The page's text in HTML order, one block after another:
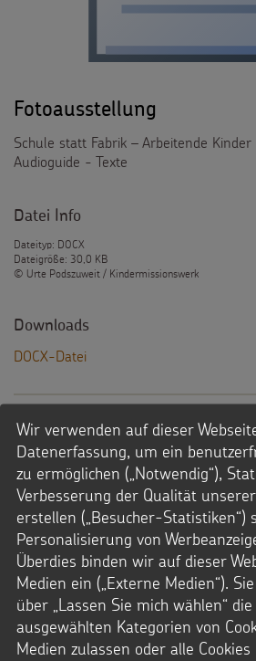
Fotoausstellung
Schule statt Fabrik – Arbeitende
Audioguide - Texte
Datei Info
Dateityp: DOCX
Dateigröße: 30,0 KB
© Urte Podszuweit / Kindermissionswerk
Downloads
DOCX-Datei
1_Tazim, 12 Jahre
"Zum Träumen bin ich zu müde."
Datei Info
Dateityp: MP3
Dateigröße: 1,3 MB
Wir verwenden auf dieser
Datenerfassung, um ein
zu ermöglichen („Notwendig“),
Verbesserung der Qualität
erstellen („Besucher-Statistiken“)
Personalisierung von
Überdies binden wir auf dieser
Medien ein („Externe Medien“).
über „Lassen Sie mich wählen“
ausgewählten Kategorien von
Medien zulassen oder alle